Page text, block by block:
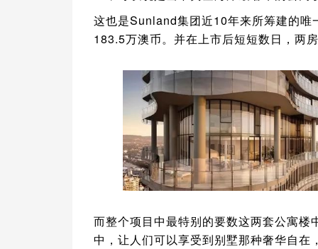
这也是Sunland集团近10年来所筹建的
183.5万澳币。并在上市后短短数日，两
而整个项目中最特别的要数这两套公寓楼
中，让人们可以享受到别墅那种奢华自